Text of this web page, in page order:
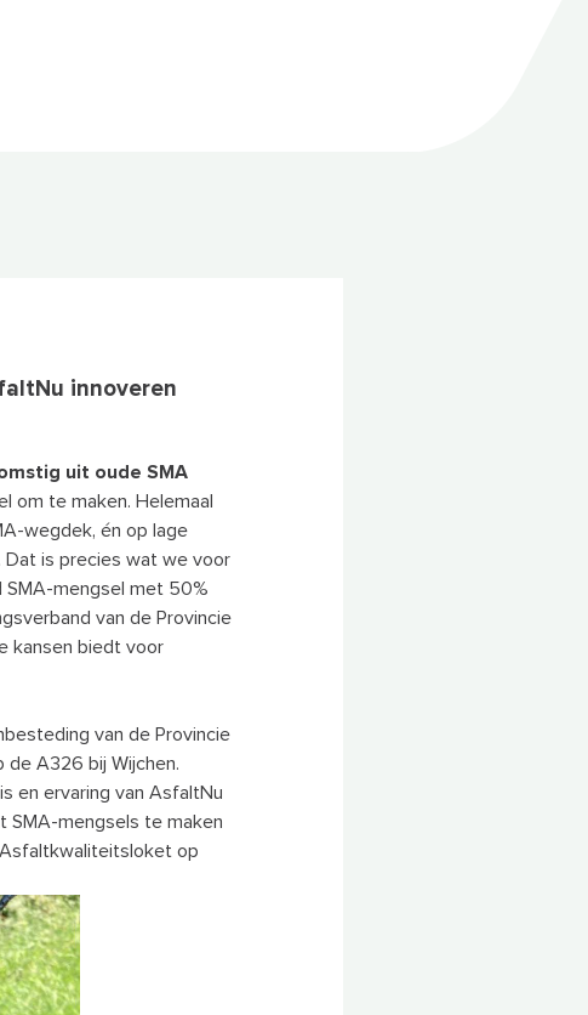
innoveren
uit oude SMA
om te maken. Helemaal
wegdek, én op lage
is precies wat we voor
SMA-mengsel met 50%
van de Provincie
kansen biedt voor
van de Provincie
de A326 bij Wijchen.
en ervaring van AsfaltNu
SMA-mengsels te maken
op